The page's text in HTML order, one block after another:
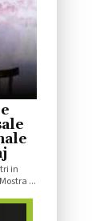
in
...